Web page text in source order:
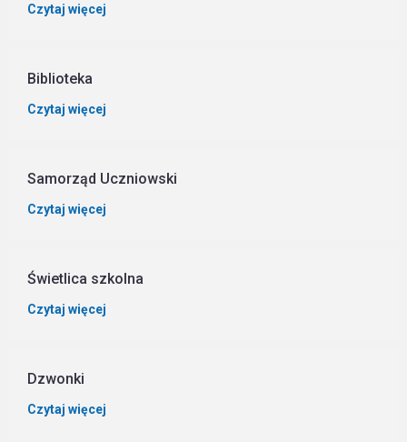
Czytaj więcej
Biblioteka
Czytaj więcej
Samorząd Uczniowski
Czytaj więcej
Świetlica szkolna
Czytaj więcej
Dzwonki
Czytaj więcej